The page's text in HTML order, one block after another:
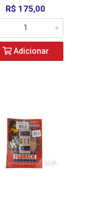
R$ 175,00
Adicionar